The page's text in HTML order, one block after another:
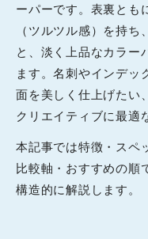
ーパーです。表裏とも
（ツルツル感）を持
と、淡く上品なカラー
ます。名刺やインデッ
面を美しく仕上げたい
クリエイティブに最適
本記事では特徴・スペ
比較軸・おすすめの順
構造的に解説します。